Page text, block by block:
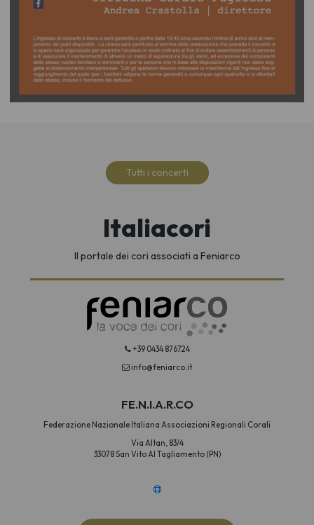
Tutti i concerti
Italiacori
Il portale dei cori associati a Feniarco
+39 0434 876724
info@feniarco.it
FE.N.I.A.R.CO
Federazione Nazionale Italiana Associazioni Regionali Corali
Via Altan, 83/4
33078 San Vito Al Tagliamento (PN)